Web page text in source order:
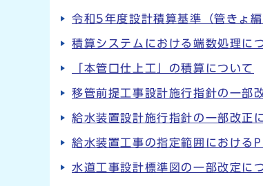
令和5年度設計積算基準（管きょ
積算システムにおける端数処理に
「本管口仕上工」の積算について
移管前提工事設計施行指針の一部
給水装置設計施行指針の一部改正
給水装置工事の指定範囲における
水道工事設計標準図の一部改定に